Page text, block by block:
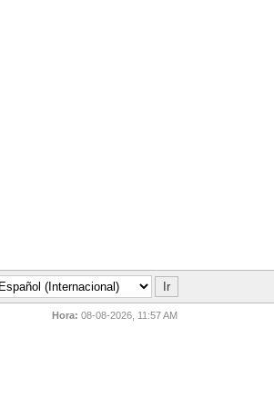
Hora: 08-08-2026, 11:57 AM